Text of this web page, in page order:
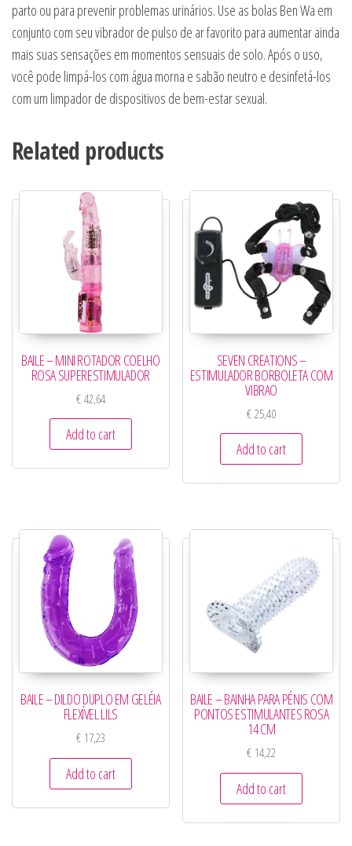
parto ou para prevenir problemas urinários. Use as bolas Ben Wa em
conjunto com seu vibrador de pulso de ar favorito para aumentar ainda
mais suas sensações em momentos sensuais de solo. Após o uso,
você pode limpá-los com água morna e sabão neutro e desinfetá-los
com um limpador de dispositivos de bem-estar sexual.
Related products
BAILE – MINI ROTADOR COELHO
ROSA SUPERESTIMULADOR
€42,64
Add to cart
SEVEN CREATIONS –
ESTIMULADOR BORBOLETA COM
VIBRAO
€25,40
Add to cart
BAILE – DILDO DUPLO EM GELÉIA
FLEXÍVEL LILS
€17,23
Add to cart
BAILE – BAINHA PARA PÉNIS COM
PONTOS ESTIMULANTES ROSA
14 CM
€ 14,22
Add to cart